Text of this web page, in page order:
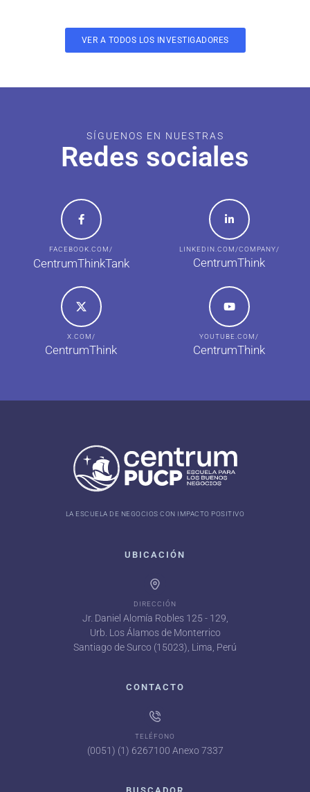
VER A TODOS LOS INVESTIGADORES
SÍGUENOS EN NUESTRAS
Redes sociales
FACEBOOK.COM/
CentrumThinkTank
LINKEDIN.COM/COMPANY/
CentrumThink
X.COM/
CentrumThink
YOUTUBE.COM/
CentrumThink
LA ESCUELA DE NEGOCIOS CON IMPACTO POSITIVO
UBICACIÓN
DIRECCIÓN
Jr. Daniel Alomía Robles 125 - 129,
Urb. Los Álamos de Monterrico
Santiago de Surco (15023), Lima, Perú
CONTACTO
TELÉFONO
(0051) (1) 6267100 Anexo 7337